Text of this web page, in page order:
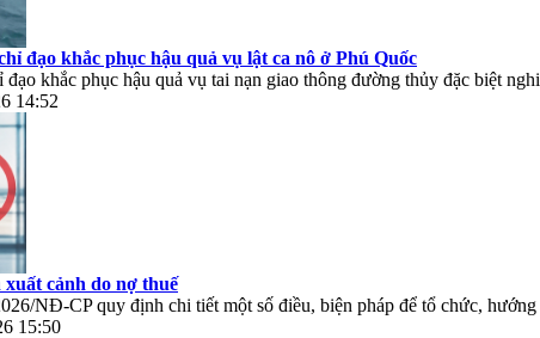
đạo khắc phục hậu quả vụ lật ca nô ở Phú Quốc
khắc phục hậu quả vụ tai nạn giao thông đường thủy đặc biệt
14:52
cảnh do nợ thuế
NĐ-CP quy định chi tiết một số điều, biện pháp để tổ chức,
15:50